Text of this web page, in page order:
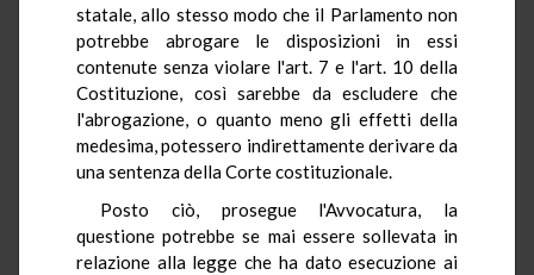
statale, allo stesso modo che il Parlamento non
potrebbe abrogare le disposizioni in essi
contenute senza violare l'art. 7 e l'art. 10 della
Costituzione, così sarebbe da escludere che
l'abrogazione, o quanto meno gli effetti della
medesima, potessero indirettamente derivare da
una sentenza della Corte costituzionale.
Posto ciò, prosegue l'Avvocatura, la
questione potrebbe se mai essere sollevata in
relazione alla legge che ha dato esecuzione ai